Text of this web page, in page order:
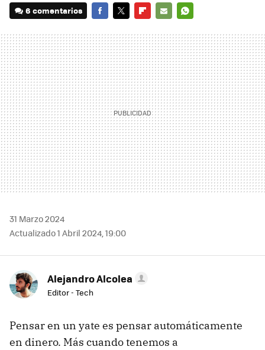
6 comentarios
MAIL
31 Marzo 2024
Actualizado 1 Abril 2024, 19:00
Alejandro Alcolea
Editor - Tech
Pensar en un yate es pensar automáticamente
en dinero. Más cuando tenemos a